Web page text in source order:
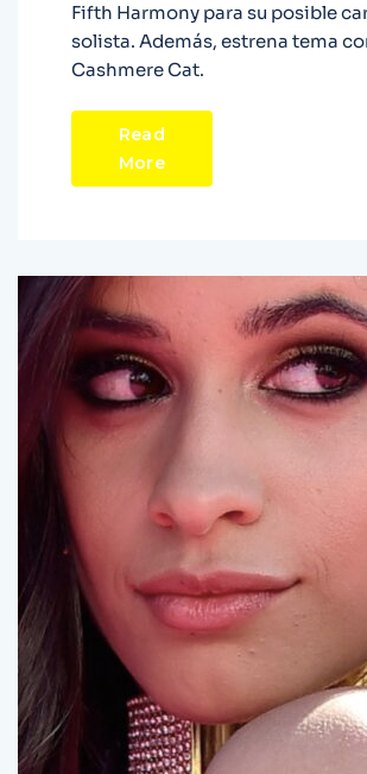
Fifth Harmony para su posible
solista. Además, estrena tema
Cashmere Cat.
Read
More